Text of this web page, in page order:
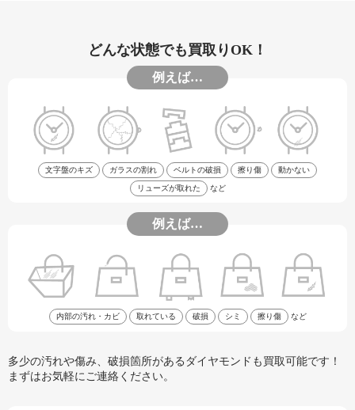
どんな状態でも買取りOK！
例えば…
文字盤のキズ ガラスの割れ ベルトの破損 擦り傷 動かない
リューズが取れた など
例えば…
内部の汚れ・カビ 取れている 破損 シミ 擦り傷 など
多少の汚れや傷み、破損箇所があるダイヤモンドも買取可能です！
まずはお気軽にご連絡ください。